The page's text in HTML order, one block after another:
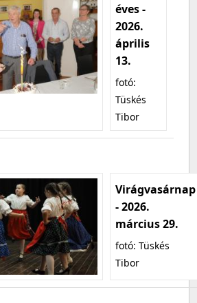
éves -
2026.
április
13.
fotó:
Tüskés
Tibor
Virágvasárnap
- 2026.
március 29.
fotó: Tüskés
Tibor